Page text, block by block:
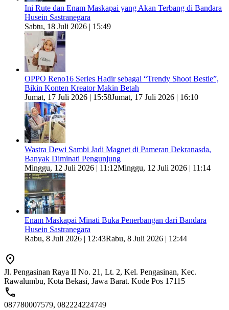
Ini Rute dan Enam Maskapai yang Akan Terbang di Bandara
Husein Sastranegara
Sabtu, 18 Juli 2026 | 15:49
OPPO Reno16 Series Hadir sebagai “Trendy Shoot Bestie”,
Bikin Konten Kreator Makin Betah
Jumat, 17 Juli 2026 | 15:58Jumat, 17 Juli 2026 | 16:10
Wastra Dewi Sambi Jadi Magnet di Pameran Dekranasda,
Banyak Diminati Pengunjung
Minggu, 12 Juli 2026 | 11:12Minggu, 12 Juli 2026 | 11:14
Enam Maskapai Minati Buka Penerbangan dari Bandara
Husein Sastranegara
Rabu, 8 Juli 2026 | 12:43Rabu, 8 Juli 2026 | 12:44
Jl. Pengasinan Raya II No. 21, Lt. 2, Kel. Pengasinan, Kec.
Rawalumbu, Kota Bekasi, Jawa Barat. Kode Pos 17115
087780007579, 082224224749